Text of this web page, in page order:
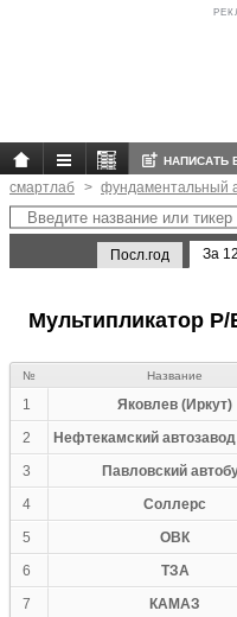
НАПИСАТЬ
смартлаб фундаментальный
Посл.год За
Мультипликатор
№ Название
1 Яковлев (Иркут)
2
Нефтекамский
3
Павловский
4
Соллерс
5
ОВК
6
ТЗА
7
КАМАЗ